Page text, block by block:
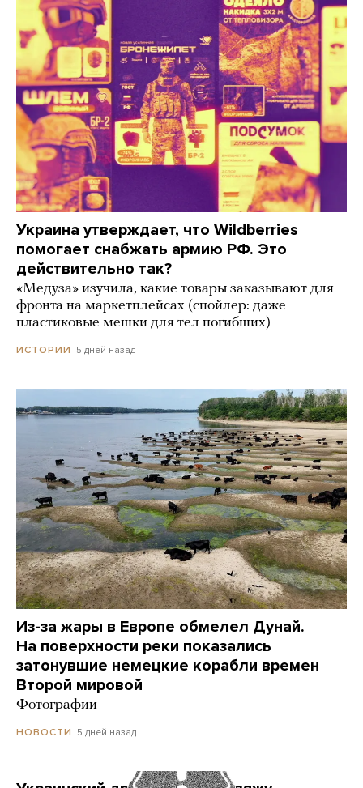
Украина утверждает, что Wildberries
помогает снабжать армию РФ. Это
действительно так?
«Медуза» изучила, какие товары заказывают для
фронта на маркетплейсах (спойлер: даже
пластиковые мешки для тел погибших)
ИСТОРИИ 5 дней назад
Из-за жары в Европе обмелел Дунай.
На поверхности реки показались
затонувшие немецкие корабли времен
Второй мировой
Фотографии
НОВОСТИ 5 дней назад